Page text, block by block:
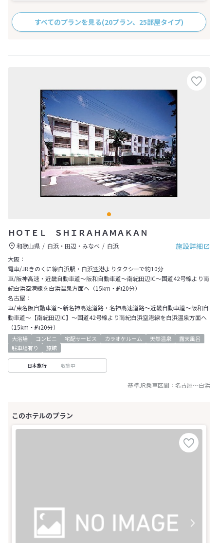
すべてのプランを見る(20プラン、25部屋タイプ)
ＨＯＴＥＬ ＳＨＩＲＡＨＡＭＡＫＡＮ
施設詳細
和歌山県 白浜・田辺・みなべ
白浜
大阪：
電車/JRきのくに線白浜駅・白浜空港よりタクシーで約10分
車/阪神高速・近畿自動車道～阪和自動車道～南紀田辺IC～国道42号線より南
紀白浜空港線を白浜温泉方面へ（15km・約20分）
名古屋：
車/東名阪自動車道～新名神高速道路・名神高速道路～近畿自動車道～阪和自
動車道～【南紀田辺IC】～国道42号線より南紀白浜空港線を白浜温泉方面へ
（15km・約20分）
大浴場 コンビニ 宅配サービス カラオケルーム 天然温泉
露天風呂
駐車場有り
旅館
日本旅行 収集中
基準JR乗車区間： 名古屋～白浜